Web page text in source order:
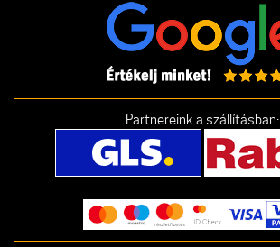
Partnereink a szállításban: